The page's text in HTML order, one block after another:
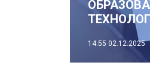
14:55 02.12.2025